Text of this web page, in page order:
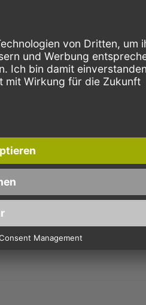
Innerhalb Deutschlands, bei
Bestellungen ab 150,- Euro
Netto-Warenwert.